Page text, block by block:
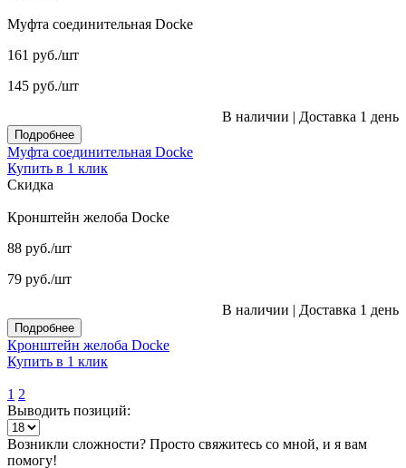
Муфта соединительная Docke
161 руб./шт
145 руб./шт
В наличии | Доставка 1 день
Подробнее
Муфта соединительная Docke
Купить в 1 клик
Скидка
Кронштейн желоба Docke
88 руб./шт
79 руб./шт
В наличии | Доставка 1 день
Подробнее
Кронштейн желоба Docke
Купить в 1 клик
1 2
Выводить позиций:
Возникли сложности? Просто свяжитесь со мной, и я вам
помогу!